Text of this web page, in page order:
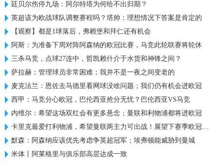
廷贝尔伤停九场：阿尔特塔为何给不出归期？
英超该为欧战球队调整赛程吗？塔帅：理想情况下答案是肯定的
【观察】都是1球落后，弗赖堡和拜仁还有机会
阿斯：为准备下周对阵阿森纳的欧冠比赛，马竞此轮联赛将轮休
三杀马竞，点球27连中，哲凯赖什介于水货和神锋之间？
萨拉赫：管理球员非常困难；我并不是一夜之间变老的
麦克法兰：恩佐去马德里看网球没啥问题；我们仍有机会进欧冠
西甲：马竞分心欧冠，巴伦西亚抢分无忧？巴伦西亚VS马竞
内维尔：希望这场双红会有更多悬念；曼联和利物浦都将进欧冠
卡里克最爱打利物浦，希望曼联两主力可出战！展望下赛季欧冠前景
默森：阿森纳应该优先考虑争英超冠军；埃弗顿能威胁到曼城
米体丨阿莱格里与俱乐部高层达成一致